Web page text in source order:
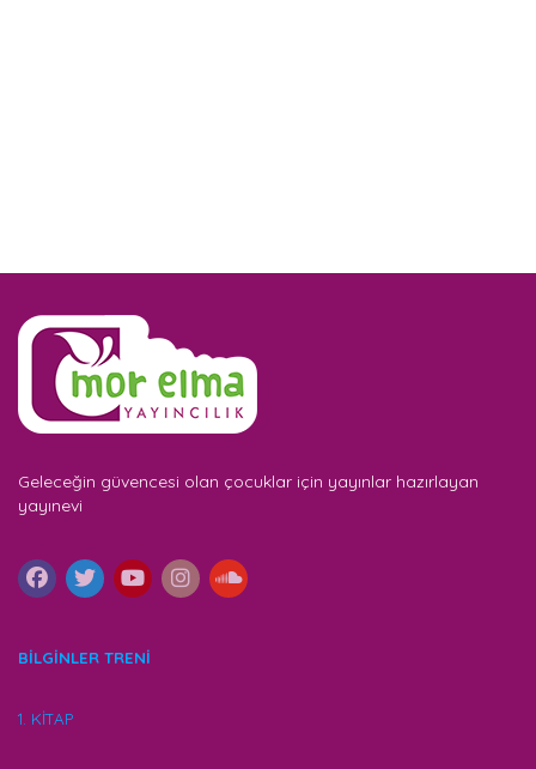
Geleceğin güvencesi olan çocuklar için yayınlar hazırlayan
yayınevi
BİLGİNLER TRENİ
1. KİTAP